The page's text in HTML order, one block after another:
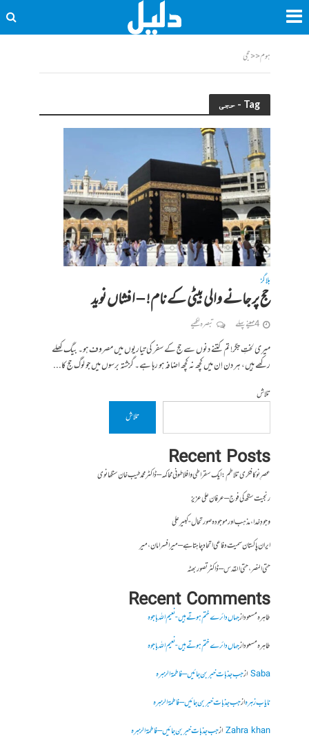
ہوم<<حجی
Tag - حجی
بلاگز
حج پر جانے والی بیٹی کے نام! – افشاں نوید
4 مہینے پہلے تبصرہ لکھیے
میری لختِ جگر! تم کتنے دنوں سے حج کے سفر کی تیاریوں میں مصروف ہو۔ بیگ کھلے
رکھے ہیں، ہر دن اِن میں کچھ نہ کچھ اضافہ ہو رہا ہے۔ گزشتہ برسوں میں جو لوگ حج کا...
تلاش
تلاش
Recent Posts
عصرِ نو کا فکری تلاطم: ایک سقراطی و افلاطونی محاکمہ – ڈاکٹر محمد طیب خان سنگھانوی
رنجیت سنگھ کی فوج – عرفان علی عزیز
وجودِ خدا، مذہب اور موجودہ صورتحال- کبیر علی
ایران پاکستان سمیت دفاعی اتحاد چاہتا ہے – میر افسر امان،میر
حتی النصر ، حتی القدس – ڈاکٹر تصور بھٹہ
Recent Comments
طاہرہ مسعودازجہاں دائرے ختم ہوتے ہیں- نعیم اللہ باجوہ
طاہرہ مسعودازجہاں دائرے ختم ہوتے ہیں- نعیم اللہ باجوہ
Sabaازجب جذبات خبر بن جائیں – فاطمۃالزہرہ
نایاب زہرہازجب جذبات خبر بن جائیں – فاطمۃالزہرہ
Zahra khanازجب جذبات خبر بن جائیں – فاطمۃالزہرہ